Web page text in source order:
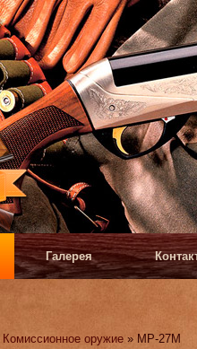
Галерея
Комиссионное оружие » МР-27М